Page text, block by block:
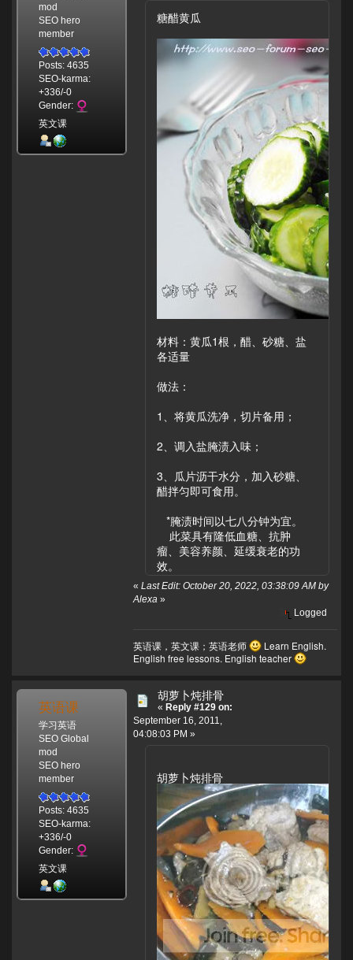
mod
SEO hero
member
Posts: 4635
SEO-karma:
+336/-0
Gender:
英文课
糖醋黄瓜
材料：黄瓜1根，醋、砂糖、盐
各适量
做法：
1、将黄瓜洗净，切片备用；
2、调入盐腌渍入味；
3、瓜片沥干水分，加入砂糖、
醋拌匀即可食用。
*腌渍时间以七八分钟为宜。
此菜具有隆低血糖、抗肿
瘤、美容养颜、延缓衰老的功
效。
« Last Edit: October 20, 2022, 03:38:09 AM by
Alexa »
Logged
英语课，英文课；英语老师
Learn English.
English free lessons. English teacher
英语课
学习英语
SEO Global
mod
SEO hero
member
Posts: 4635
SEO-karma:
+336/-0
Gender:
英文课
胡萝卜炖排骨
« Reply #129 on:
September 16, 2011,
04:08:03 PM »
胡萝卜炖排骨